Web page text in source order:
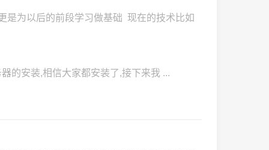
是为以后的前段学习做基础 现在的技术比如
的安装,相信大家都安装了,接下来我 ...